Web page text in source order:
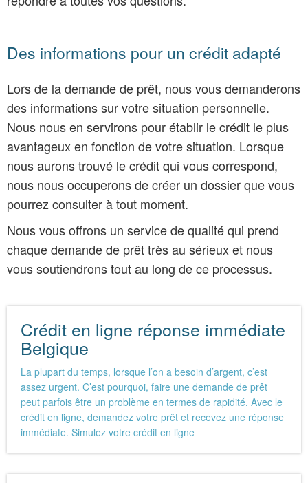
Des informations pour un crédit adapté
Lors de la demande de prêt, nous vous demanderons
des informations sur votre situation personnelle.
Nous nous en servirons pour établir le crédit le plus
avantageux en fonction de votre situation. Lorsque
nous aurons trouvé le crédit qui vous correspond,
nous nous occuperons de créer un dossier que vous
pourrez consulter à tout moment.
Nous vous offrons un service de qualité qui prend
chaque demande de prêt très au sérieux et nous
vous soutiendrons tout au long de ce processus.
Crédit en ligne réponse immédiate
Belgique
La plupart du temps, lorsque l’on a besoin d’argent, c’est
assez urgent. C’est pourquoi, faire une demande de prêt
peut parfois être un problème en termes de rapidité. Avec le
crédit en ligne, demandez votre prêt et recevez une réponse
immédiate. Simulez votre crédit en ligne